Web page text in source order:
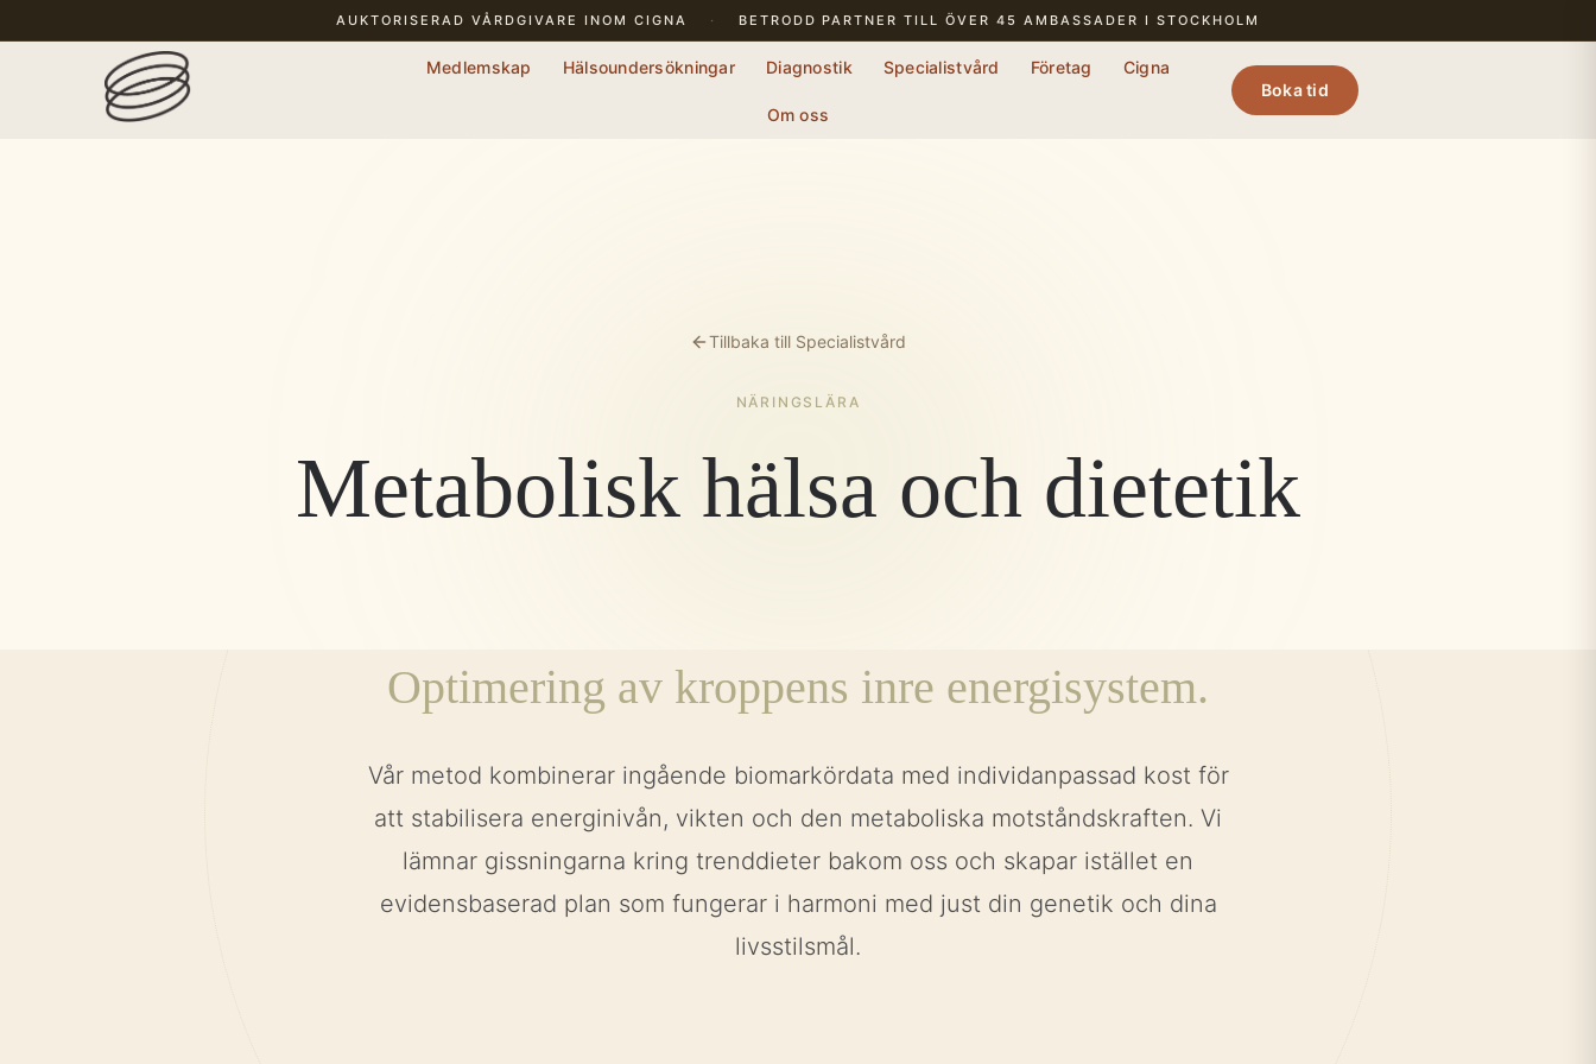
AUKTORISERAD VÅRDGIVARE INOM CIGNA · BETRODD PARTNER TILL ÖVER 45 AMBASSADER I STOCKHOLM
Medlemskap Diagnostik Specialistvård Företag Cigna
Om oss
Boka tid
Tillbaka till Specialistvård
NÄRINGSLÄRA
Metabolisk hälsa och dietetik
Optimering av kroppens inre energisystem.
Vår metod kombinerar ingående biomarkördata med individanpassad kost för
att stabilisera energinivån, vikten och den metaboliska motståndskraften. Vi
lämnar gissningarna kring trenddieter bakom oss och skapar istället en
evidensbaserad plan som fungerar i harmoni med just din genetik och dina
livsstilsmål.